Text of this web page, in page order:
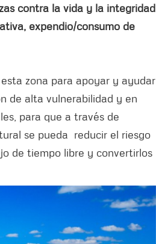
contra la vida y la integridad
expendio/consumo de
zona para apoyar y ayudar
de alta vulnerabilidad y en
para que a través de
se pueda reducir el riesgo
de tiempo libre y convertirlos